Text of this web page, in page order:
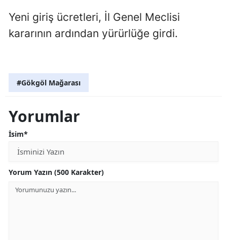
Yeni giriş ücretleri, İl Genel Meclisi
kararının ardından yürürlüğe girdi.
#Gökgöl Mağarası
Yorumlar
İsim*
Yorum Yazın (500 Karakter)